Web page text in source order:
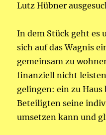
Lutz Hübner
In dem Stück geht es
sich auf das Wagnis
gemeinsam zu
finanziell nicht
gelingen: ein zu Haus
Beteiligten seine
umsetzen kann und